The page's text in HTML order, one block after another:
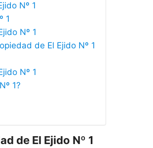
Nº 1
1
Nº 1
de El Ejido Nº 1
Nº 1
1?
de El Ejido Nº 1